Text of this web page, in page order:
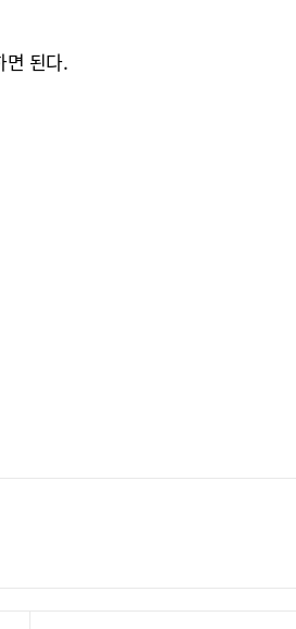
면 된다.